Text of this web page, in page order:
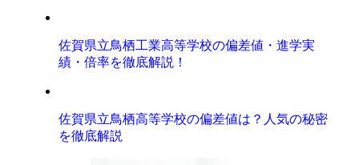
佐賀県立鳥栖工業高等学校の偏差値・進学実
績・倍率を徹底解説！
佐賀県立鳥栖高等学校の偏差値は？人気の秘密
を徹底解説